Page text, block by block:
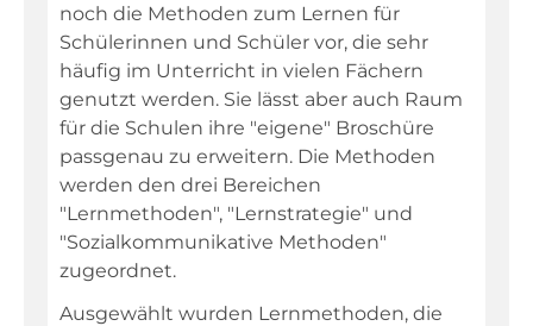
noch die Methoden zum Lernen für
Schülerinnen und Schüler vor, die sehr
häufig im Unterricht in vielen Fächern
genutzt werden. Sie lässt aber auch Raum
für die Schulen ihre "eigene" Broschüre
passgenau zu erweitern. Die Methoden
werden den drei Bereichen
"Lernmethoden", "Lernstrategie" und
"Sozialkommunikative Methoden"
zugeordnet.
Ausgewählt wurden Lernmethoden, die